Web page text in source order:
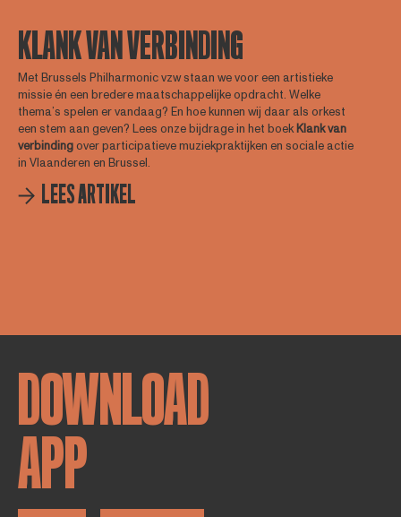
KLANK VAN VERBINDING
Met Brussels Philharmonic vzw staan we voor een artistieke
missie én een bredere maatschappelijke opdracht. Welke
thema’s spelen er vandaag? En hoe kunnen wij daar als orkest
een stem aan geven? Lees onze bijdrage in het boekKlankvan
verbindingover participatieve muziekpraktijken en sociale actie
in Vlaanderen en Brussel.
LEES ARTIKEL
DOWNLOAD
APP